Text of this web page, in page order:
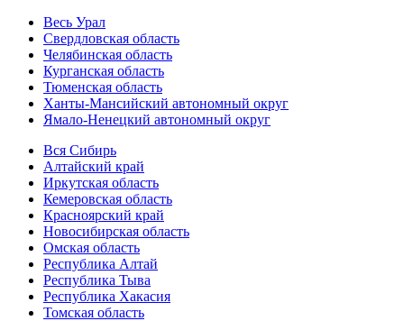
Весь Урал
Свердловская область
Челябинская область
Курганская область
Тюменская область
Ханты-Мансийский автономный округ
Ямало-Ненецкий автономный округ
Вся Сибирь
Алтайский край
Иркутская область
Кемеровская область
Красноярский край
Новосибирская область
Омская область
Республика Алтай
Республика Тыва
Республика Хакасия
Томская область